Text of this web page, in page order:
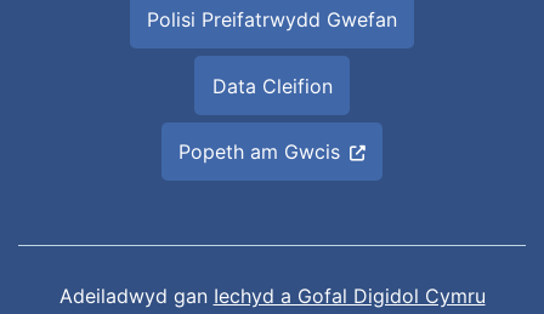
Polisi Preifatrwydd Gwefan
Data Cleifion
Popeth am Gwcis
Adeiladwyd gan Iechyd a Gofal Digidol Cymru